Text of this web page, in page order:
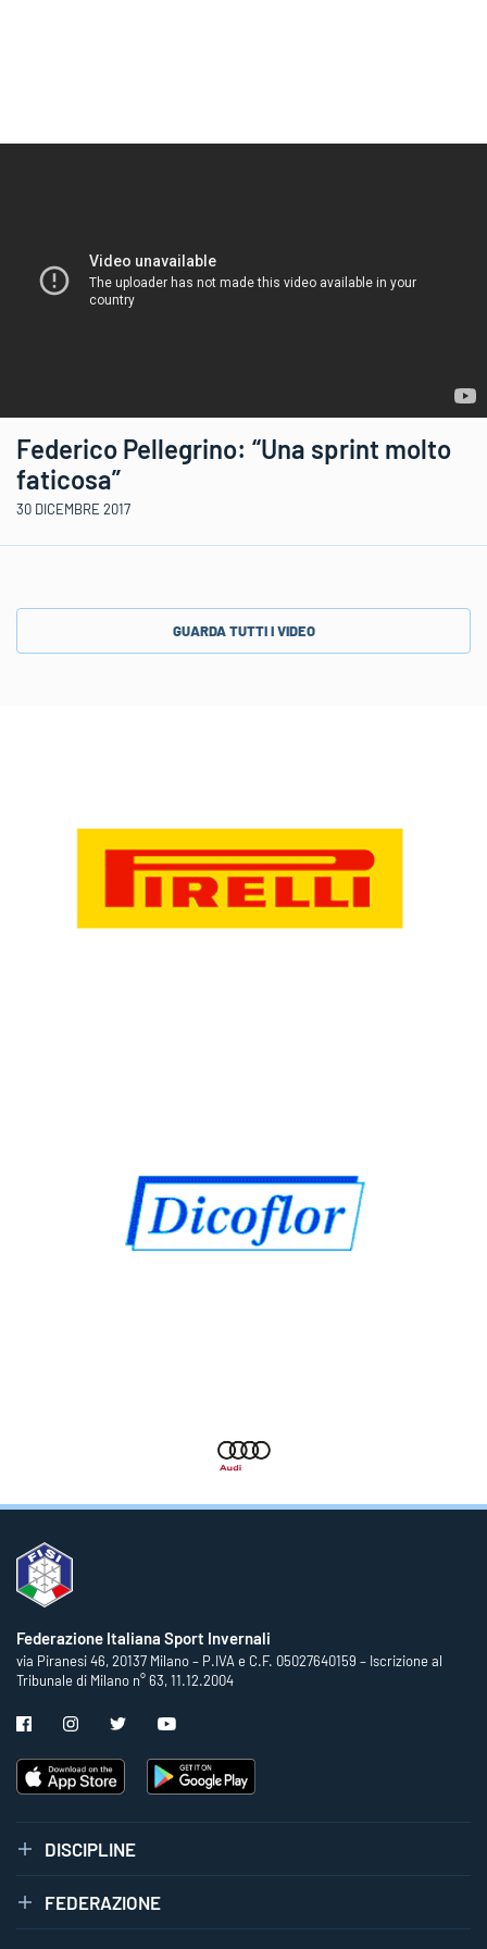
Federico Pellegrino: “Una sprint molto
faticosa”
30 DICEMBRE 2017
GUARDA TUTTI I VIDEO
Federazione Italiana Sport Invernali
via Piranesi 46, 20137 Milano – P.IVA e C.F. 05027640159 – Iscrizione al
Tribunale di Milano n° 63, 11.12.2004
DISCIPLINE
FEDERAZIONE